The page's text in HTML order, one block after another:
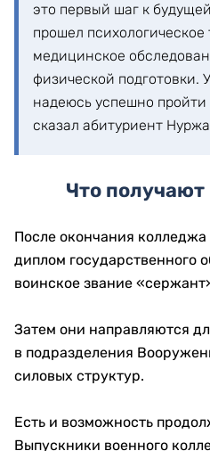
это первый шаг к
прошел
медицинское
физической подготовки.
надеюсь успешно
сказал абитуриент
Что
После окончания
диплом государственного
воинское звание
Затем они направляются
в подразделения
силовых структур.
Есть и возможность
Выпускники военного